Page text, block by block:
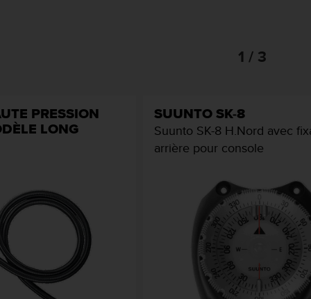
1 / 3
PRESSION
LONG
SUUNTO SK-8
Suunto SK-8 H.Nord avec
arrière pour console